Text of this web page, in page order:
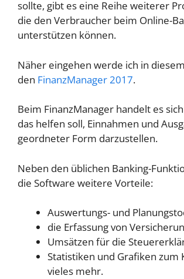
sollte, gibt es eine Reihe weiterer
die den Verbraucher beim Online-
unterstützen können.
Näher eingehen werde ich in
den FinanzManager 2017.
Beim FinanzManager handelt es
das helfen soll, Einnahmen und
geordneter Form darzustellen.
Neben den üblichen Banking-
die Software weitere Vorteile:
Auswertungs- und
die Erfassung von
Umsätzen für die
Statistiken und Grafiken zum
vieles mehr.